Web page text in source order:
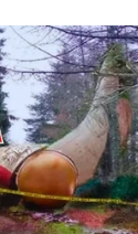
ಭಾರತೀಯ ರೈಲ್ವೆ
3 ಕೋಟಿ ಐಡಿಗಳು
ಲೋಕೋ ಪೈಲಟ್
ಎಷ್ಟು ಗಂಟೆ ಕೆಲಸ